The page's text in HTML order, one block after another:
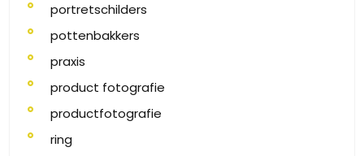
portretschilders
pottenbakkers
praxis
product fotografie
productfotografie
ring